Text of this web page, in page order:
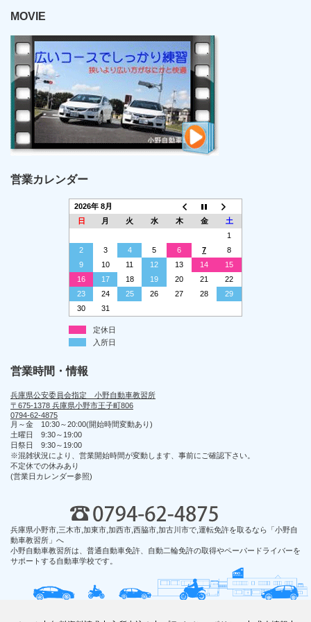
MOVIE
営業カレンダー
2026年 8月
日
月 火 水 木 金
土
1
2
3 4 5 6 7
8
9
10 11 12 13 14
15
16
17 18 19 20 21
22
23
24 25 26 27 28
29
30
31
定休日
入所日
営業時間・情報
兵庫県公安委員会指定 小野自動車教習所
〒675-1378 兵庫県小野市王子町806
0794-62-4875
月～金 10:30～20:00(開始時間変動あり)
土曜日 9:30～19:00
日祭日 9:30～19:00
※混雑状況により、営業開始時間が変動します、事前にご確認下さい。
不定休での休みあり
(営業日カレンダー参照)
兵庫県小野市,三木市,加東市,加西市,西脇市,加古川市で,運転免許を取るなら「小野自
動車教習所」へ
小野自動車教習所は、普通自動車免許、自動二輪免許の取得やペーパードライバーを
サポートする自動車学校です。